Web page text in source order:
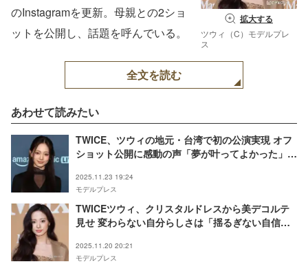
拡大する
ツウィ（C）モデルプレ
ス
のInstagramを更新。母親との2ショ
ットを公開し、話題を呼んでいる。
全文を読む
あわせて読みたい
TWICE、ツウィの地元・台湾で初の公演実現 オフ
ショット公開に感動の声「夢が叶ってよかった」
2025.11.23 19:24
モデルプレス
TWICEツウィ、クリスタルドレスから美デコルテ
見せ 変わらない自分らしさは「揺るぎない自信」
2025.11.20 20:21
モデルプレス